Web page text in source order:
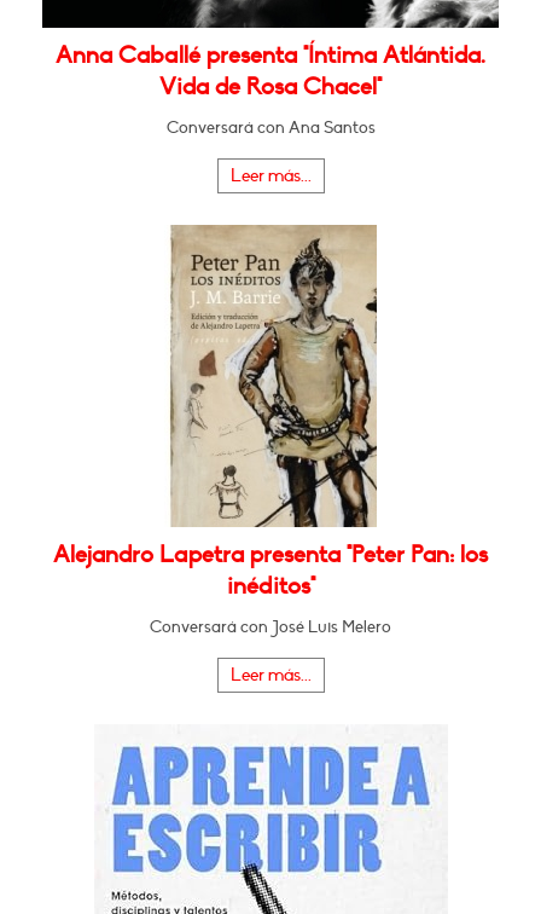
Anna Caballé presenta "Íntima Atlántida.
Vida de Rosa Chacel"
Conversará con Ana Santos
Leer más...
Alejandro Lapetra presenta "Peter Pan: los
inéditos"
Conversará con José Luis Melero
Leer más...